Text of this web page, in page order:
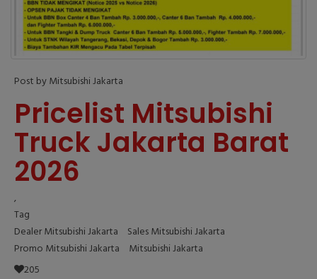
Post by Mitsubishi Jakarta
Pricelist Mitsubishi
Truck Jakarta Barat
2026
,
Tag
Dealer Mitsubishi Jakarta
Sales Mitsubishi Jakarta
Promo Mitsubishi Jakarta
Mitsubishi Jakarta
205